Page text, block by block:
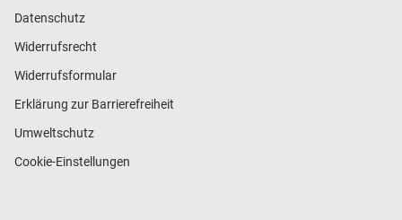
Datenschutz
Widerrufsrecht
Widerrufsformular
Erklärung zur Barrierefreiheit
Umweltschutz
Cookie-Einstellungen